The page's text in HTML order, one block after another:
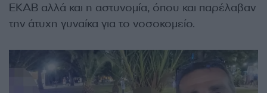
ΕΚΑΒ αλλά και η αστυνομία, όπου και παρέλαβαν
την άτυχη γυναίκα για το νοσοκομείο.